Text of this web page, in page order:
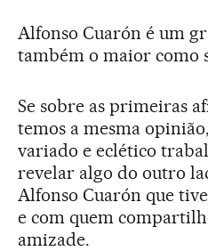
Alfonso Cuarón é um
também o maior como
Se sobre as primeiras
temos a mesma
variado e eclético
revelar algo do outro
Alfonso Cuarón que
e com quem
amizade.